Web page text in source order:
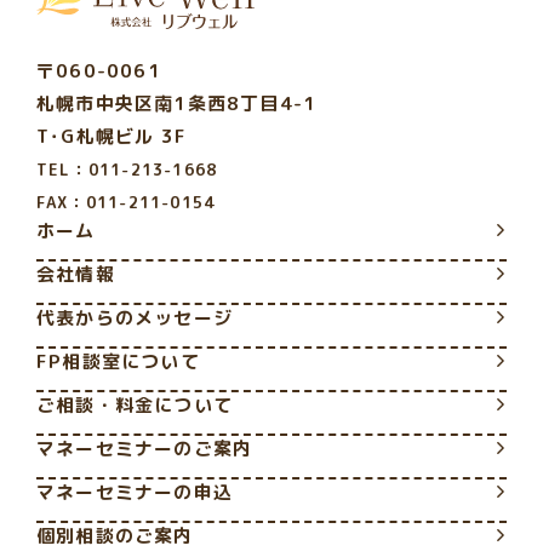
〒060-0061
札幌市中央区南1条西8丁目4-1
T･G札幌ビル 3F
TEL：011-213-1668
FAX：011-211-0154
ホーム
会社情報
代表からのメッセージ
FP相談室について
ご相談・料金について
マネーセミナーのご案内
マネーセミナーの申込
個別相談のご案内